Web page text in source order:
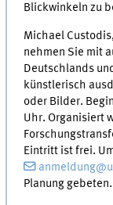
Blickwinkeln zu
Michael
nehmen Sie mit
Deutschlands
künstlerisch
oder Bilder.
Uhr. Organisiert
Eintritt ist frei.
Planung gebeten.